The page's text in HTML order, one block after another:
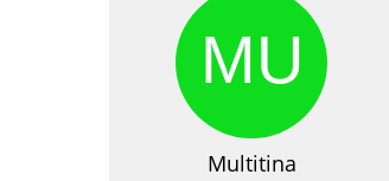
Multitina